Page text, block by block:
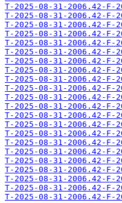
T-2025-08-31-2006.42-F-
T-2025-08-31-2006.42-F-
T-2025-08-31-2006.42-F-
T-2025-08-31-2006.42-F-
T-2025-08-31-2006.42-F-
T-2025-08-31-2006.42-F-
T-2025-08-31-2006.42-F-
T-2025-08-31-2006.42-F-
T-2025-08-31-2006.42-F-
T-2025-08-31-2006.42-F-
T-2025-08-31-2006.42-F-
T-2025-08-31-2006.42-F-
T-2025-08-31-2006.42-F-
T-2025-08-31-2006.42-F-
T-2025-08-31-2006.42-F-
T-2025-08-31-2006.42-F-
T-2025-08-31-2006.42-F-
T-2025-08-31-2006.42-F-
T-2025-08-31-2006.42-F-
T-2025-08-31-2006.42-F-
T-2025-08-31-2006.42-F-
T-2025-08-31-2006.42-F-